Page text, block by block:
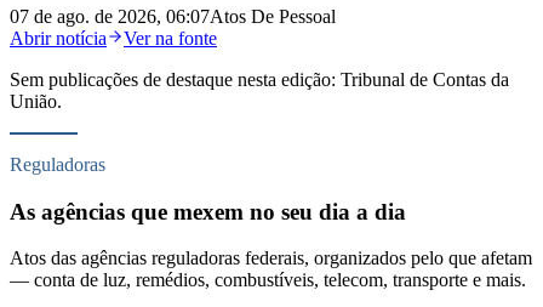
07 de ago. de 2026, 06:07Atos De Pessoal
Abrir notícia
Ver na fonte
Sem publicações de destaque nesta edição: Tribunal de Contas da
União.
Reguladoras
As agências que mexem no seu dia a dia
Atos das agências reguladoras federais, organizados pelo que afetam
— conta de luz, remédios, combustíveis, telecom, transporte e mais.